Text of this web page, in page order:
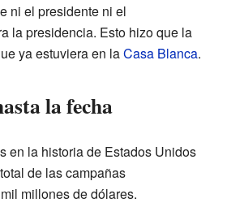
ni el presidente ni el
la presidencia. Esto hizo que la
ya estuviera en laCasa Blanca.
la fecha
en la historia de Estados Unidos
de las campañas
millones de dólares.